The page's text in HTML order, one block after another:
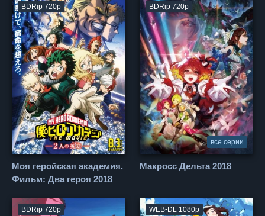
BDRip 720p
Моя геройская академия.
Фильм: Два героя 2018
BDRip 720p
все серии
Макросс Дельта 2018
BDRip 720p WEB-DL 1080p